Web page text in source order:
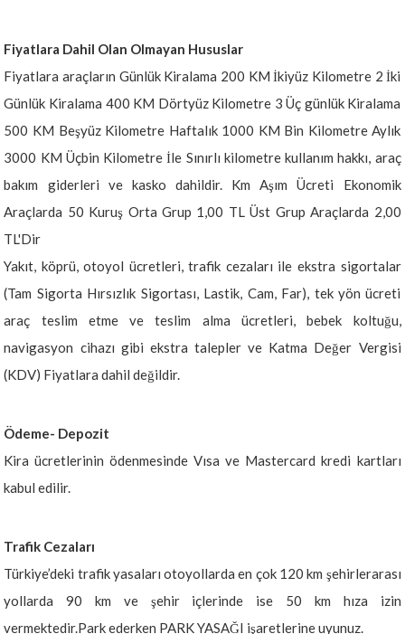
Fiyatlara Dahil Olan Olmayan Hususlar
Fiyatlara araçların Günlük Kiralama 200 KM İkiyüz Kilometre 2 İki
Günlük Kiralama 400 KM Dörtyüz Kilometre 3 Üç günlük Kiralama
500 KM Beşyüz Kilometre Haftalık 1000 KM Bin Kilometre Aylık
3000 KM Üçbin Kilometre İle Sınırlı kilometre kullanım hakkı, araç
bakım giderleri ve kasko dahildir. Km Aşım Ücreti Ekonomik
Araçlarda 50 Kuruş Orta Grup 1,00 TL Üst Grup Araçlarda 2,00
TL'Dir
Yakıt, köprü, otoyol ücretleri, trafik cezaları ile ekstra sigortalar
(Tam Sigorta Hırsızlık Sigortası, Lastik, Cam, Far), tek yön ücreti
araç teslim etme ve teslim alma ücretleri, bebek koltuğu,
navigasyon cihazı gibi ekstra talepler ve Katma Değer Vergisi
(KDV) Fiyatlara dahil değildir.
Ödeme- Depozit
Kira ücretlerinin ödenmesinde Vısa ve Mastercard kredi kartları
kabul edilir.
Trafik Cezaları
Türkiye’deki trafik yasaları otoyollarda en çok 120 km şehirlerarası
yollarda 90 km ve şehir içlerinde ise 50 km hıza izin
vermektedir.Park ederken PARK YASAĞI işaretlerine uyunuz.